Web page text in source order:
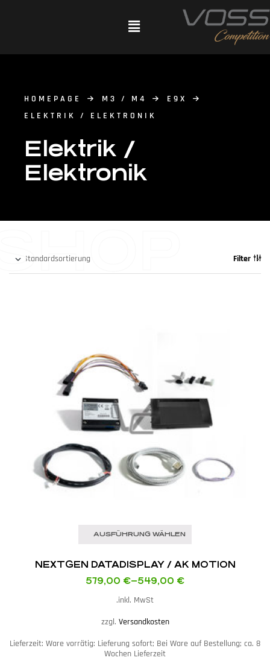
HOMEPAGE M3 / M4
E9X
ELEKTRIK / ELEKTRONIK
Elektrik /
Elektronik
Filter
AUSFÜHRUNG WÄHLEN
NEXTGEN DATADISPLAY / AK MOTION
549,00 €
–
579,00 €
inkl. MwSt.
zzgl. Versandkosten
Lieferzeit: Ware vorrätig: Lieferung sofort; Bei Ware auf Bestellung; ca. 8
Wochen Lieferzeit